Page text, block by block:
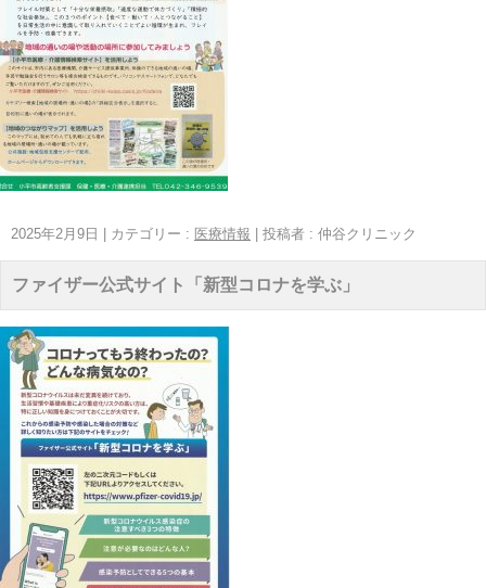
2025年2月9日 カテゴリー : 医療情報 投稿者 : 仲谷クリニック
ファイザー公式サイト「新型コロナを学ぶ」